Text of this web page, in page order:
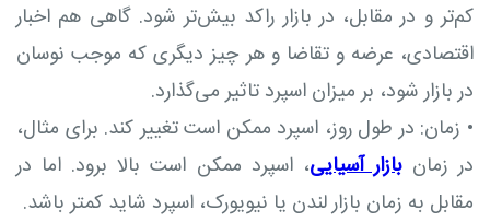
کم‌تر و در مقابل، در بازار راکد بیش‌تر شود. گاهی هم اخبار
اقتصادی، عرضه و تقاضا و هر چیز دیگری که موجب نوسان
در بازار شود، بر میزان اسپرد تاثیر می‌گذارد.
• زمان: در طول روز، اسپرد ممکن است تغییر کند. برای مثال،
در زمانبازار آسیایی، اسپرد ممکن است بالا برود. اما در
مقابل به زمان بازار لندن یا نیویورک، اسپرد شاید کمتر باشد.